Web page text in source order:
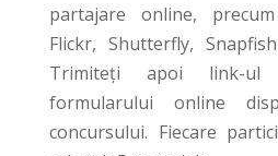
partajare online,
Flickr, Shutterfly,
Trimiteți apoi link-ul
formularului online
concursului. Fiecare